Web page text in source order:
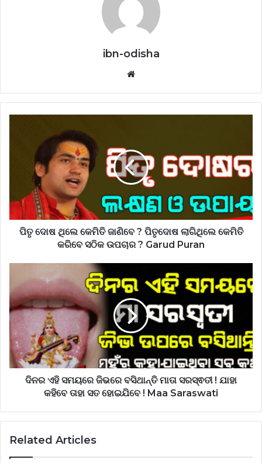
ibn-odisha
Website
ପିତୃ ଦୋଷ ଥିଲେ କେମିତି ଜାଣିବେ ? ପିତୃଦୋଷ ଲାଗିଥିଲେ କେମିତି
କରିବେ ସଠିକ ଉପଚାର ? Garud Puran
ଦିନର ଏହି ସମୟରେ ଜିଭରେ ବସିଥାନ୍ତି ମାତା ସରସ୍ଵତୀ ! ଯାହା
କହିବେ ତାହା ସତ ହୋଇଯିବେ ! Maa Saraswati
Related Articles